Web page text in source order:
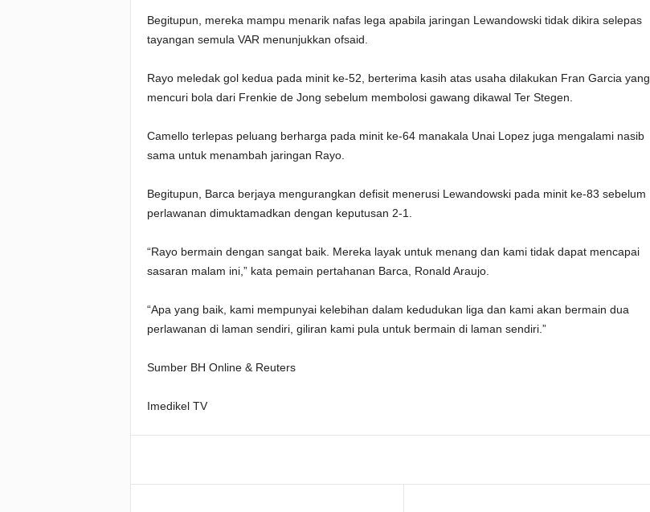
Begitupun, mereka mampu menarik nafas lega apabila jaringan Lewandowski tidak dikira selepas
tayangan semula VAR menunjukkan ofsaid.
Rayo meledak gol kedua pada minit ke-52, berterima kasih atas usaha dilakukan Fran Garcia yang
mencuri bola dari Frenkie de Jong sebelum membolosi gawang dikawal Ter Stegen.
Camello terlepas peluang berharga pada minit ke-64 manakala Unai Lopez juga mengalami nasib
sama untuk menambah jaringan Rayo.
Begitupun, Barca berjaya mengurangkan defisit menerusi Lewandowski pada minit ke-83 sebelum
perlawanan dimuktamadkan dengan keputusan 2-1.
“Rayo bermain dengan sangat baik. Mereka layak untuk menang dan kami tidak dapat mencapai
sasaran malam ini,” kata pemain pertahanan Barca, Ronald Araujo.
“Apa yang baik, kami mempunyai kelebihan dalam kedudukan liga dan kami akan bermain dua
perlawanan di laman sendiri, giliran kami pula untuk bermain di laman sendiri.”
Sumber BH Online & Reuters
Imedikel TV